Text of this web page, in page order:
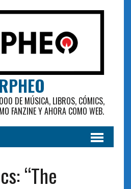
DE MÚSICA, LIBROS, CÓMICS,
FANZINE Y AHORA COMO WEB.
“The